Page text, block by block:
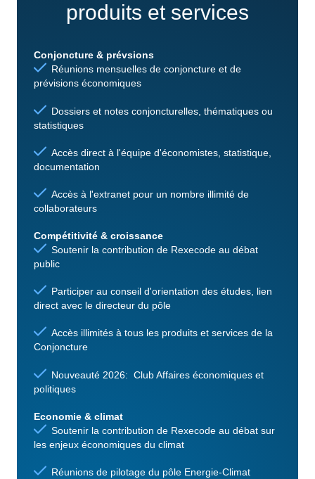
produits et services
Conjoncture & prévsions
Réunions mensuelles de conjoncture et de
prévisions économiques
Dossiers et notes conjoncturelles, thématiques ou
statistiques
Accès direct à l'équipe d'économistes, statistique,
documentation
Accès à l'extranet pour un nombre illimité de
collaborateurs
Compétitivité & croissance
Soutenir la contribution de Rexecode au débat
public
Participer au conseil d'orientation des études, lien
direct avec le directeur du pôle
Accès illimités à tous les produits et services de la
Conjoncture
Nouveauté 2026: Club Affaires économiques et
politiques
Economie & climat
Soutenir la contribution de Rexecode au débat sur
les enjeux économiques du climat
Réunions de pilotage du pôle Energie-Climat